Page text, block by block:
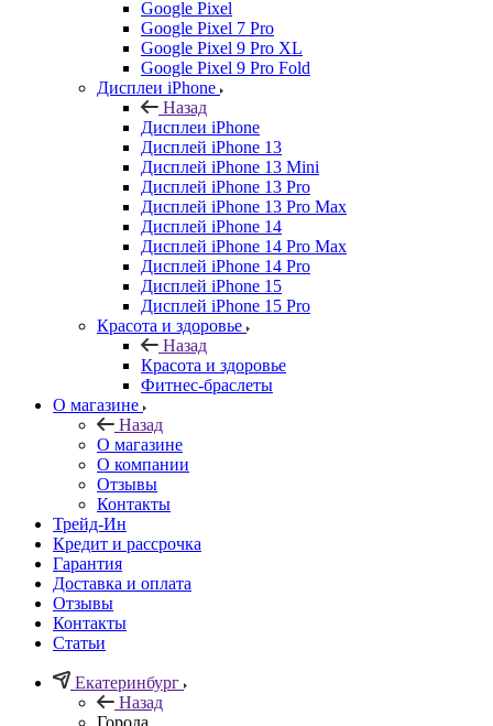
Google Pixel
Google Pixel 7 Pro
Google Pixel 9 Pro XL
Google Pixel 9 Pro Fold
Дисплеи iPhone
Назад
Дисплеи iPhone
Дисплей iPhone 13
Дисплей iPhone 13 Mini
Дисплей iPhone 13 Pro
Дисплей iPhone 13 Pro Max
Дисплей iPhone 14
Дисплей iPhone 14 Pro Max
Дисплей iPhone 14 Pro
Дисплей iPhone 15
Дисплей iPhone 15 Pro
Красота и здоровье
Назад
Красота и здоровье
Фитнес-браслеты
О магазине
Назад
О магазине
О компании
Отзывы
Контакты
Трейд-Ин
Кредит и рассрочка
Гарантия
Доставка и оплата
Отзывы
Контакты
Статьи
Екатеринбург
Назад
Города